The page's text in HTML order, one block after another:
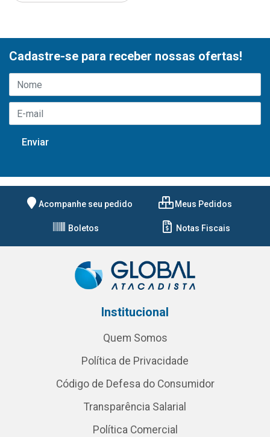
Cadastre-se para receber nossas ofertas!
Acompanhe seu pedido Meus Pedidos
Boletos Notas Fiscais
Institucional
Quem Somos
Política de Privacidade
Código de Defesa do Consumidor
Transparência Salarial
Política Comercial